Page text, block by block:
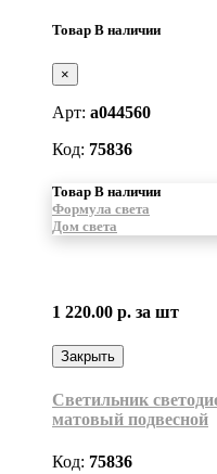
Товар В наличии
×
Арт: a044560
Код: 75836
Товар В наличии
Формула света
Дом света
1 220.00 р. за шт
Закрыть
Светильник
матовый подвесной
Код: 75836